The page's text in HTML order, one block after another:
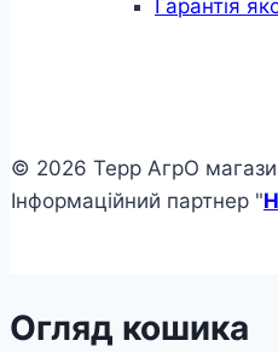
Гарантія
© 2026 Терр АгрО магазин
Інформаційний партнер "
Огляд кошика